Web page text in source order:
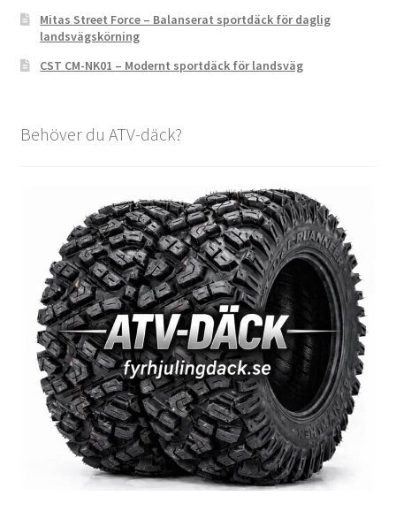
Mitas Street Force – Balanserat sportdäck för daglig
landsvägskörning
CST CM-NK01 – Modernt sportdäck för landsväg
Behöver du ATV-däck?